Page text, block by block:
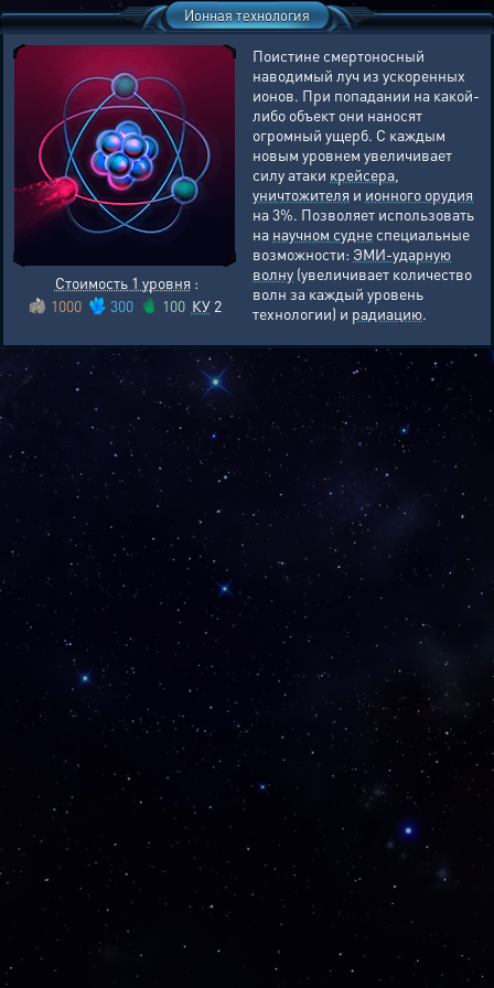
Ионная технология
Стоимость 1 уровня :
1000
300 100 КУ2
Поистине смертоносный
наводимый луч из ускоренных
ионов. При попадании на какой-
либо объект они наносят
огромный ущерб. С каждым
новым уровнем увеличивает
силу атаки крейсера
уничтожителя и ионного орудия
на 3%. Позволяет использовать
на научном судне специальные
возможности: ЭМИ-ударную
волну (увеличивает количество
волн за каждый уровень
технологии) и радиацию.